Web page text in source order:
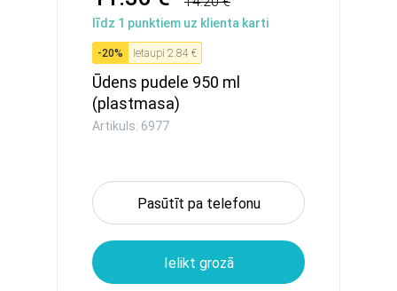
līdz 1 punktiem uz klienta karti
-20% Ietaupi 2.84 €
Ūdens pudele 950 ml
(plastmasa)
Artikuls: 6977
Pasūtīt pa telefonu
Ielikt grozā